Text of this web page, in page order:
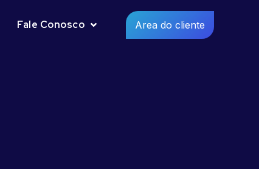
Fale Conosco Area do cliente